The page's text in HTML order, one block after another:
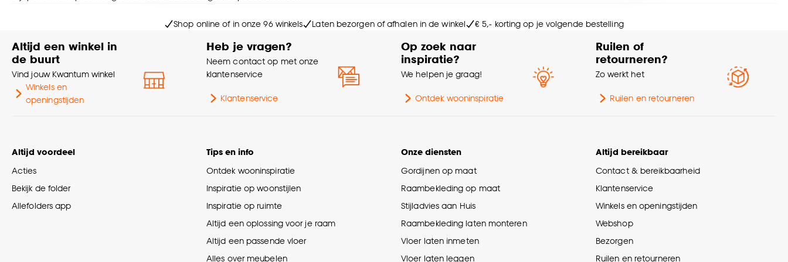
Goed om te weten is dat je deze keuze altijd nog kan aanpassen, bekijk hiervoor onze
Serie Teun
24 maanden
Grijs
Shop online of in onze 96 winkels Laten bezorgen of afhalen in de winkel € 5,- korting op je volgende bestelling
Altijd een winkel in
de buurt
Vind jouw Kwantum winkel
Winkels en
openingstijden
Heb je vragen?
Neem contact op met onze
klantenservice
Klantenservice
Op zoek naar
inspiratie?
We helpen je graag!
Ontdek wooninspiratie
Ruilen of
retourneren?
Zo werkt het
Ruilen en retourneren
Altijd voordeel
Acties
Bekijk de folder
Allefolders app
Tips en info
Ontdek wooninspiratie
Inspiratie op woonstijlen
Inspiratie op ruimte
Altijd een oplossing voor je raam
Altijd een passende vloer
Alles over meubelen
Onze diensten
Gordijnen op maat
Raambekleding op maat
Stijladvies aan Huis
Raambekleding laten monteren
Vloer laten inmeten
Vloer laten leggen
Altijd bereikbaar
Contact & bereikbaarheid
Klantenservice
Winkels en openingstijden
Webshop
Bezorgen
Ruilen en retourneren